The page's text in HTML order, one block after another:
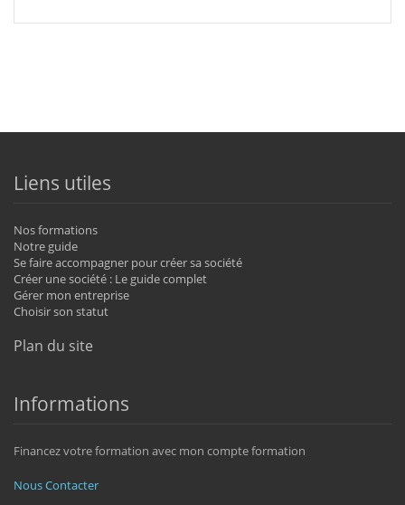
Liens utiles
Nos formations
Notre guide
Se faire accompagner pour créer sa société
Créer une société : Le guide complet
Gérer mon entreprise
Choisir son statut
Plan du site
Informations
Financez votre formation avec mon compte formation
Nous Contacter